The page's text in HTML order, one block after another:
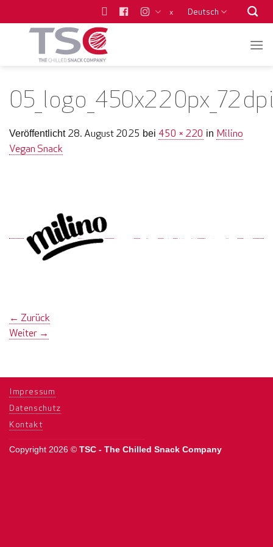
Inhalt
x Deutsch
Veröffentlicht 28. August 2025 bei 450 × 220 in Milino
Vegan Snack
← Zurück
Weiter →
Impressum
Datenschutz
Kontakt
Copyright 2026 © TSC - The Chilled Snack Company